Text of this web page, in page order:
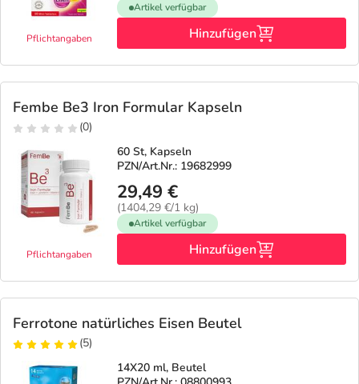
Pflichtangaben
Artikel verfügbar
Hinzufügen
Fembe Be3 Iron Formular Kapseln
(0)
Pflichtangaben
60 St, Kapseln
PZN/Art.Nr.: 19682999
29,49 €
(1404,29 €/1 kg)
Artikel verfügbar
Hinzufügen
Ferrotone natürliches Eisen Beutel
(5)
14X20 ml, Beutel